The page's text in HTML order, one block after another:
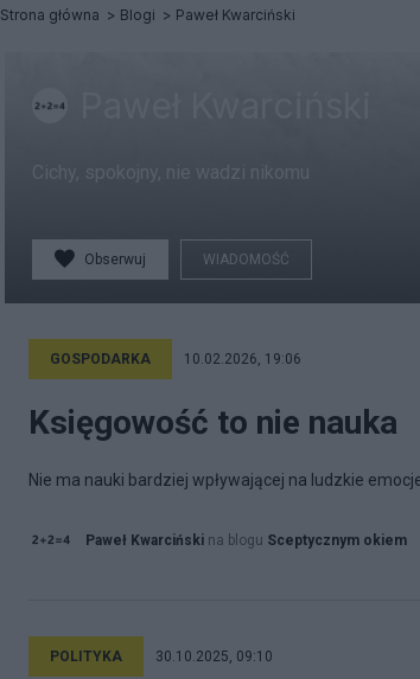
Strona główna Blogi Paweł Kwarciński
Cichy, spokojny, nie wadzi nikomu
Obserwuj WIADOMOŚĆ
GOSPODARKA 10.02.2026, 19:06
Księgowość to nie nauka
Nie ma nauki bardziej wpływającej na ludzkie
Paweł Kwarciński na blogu Sceptycznym okiem
POLITYKA 30.10.2025, 09:10